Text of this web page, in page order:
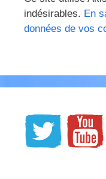
indésirables. En
données de vos